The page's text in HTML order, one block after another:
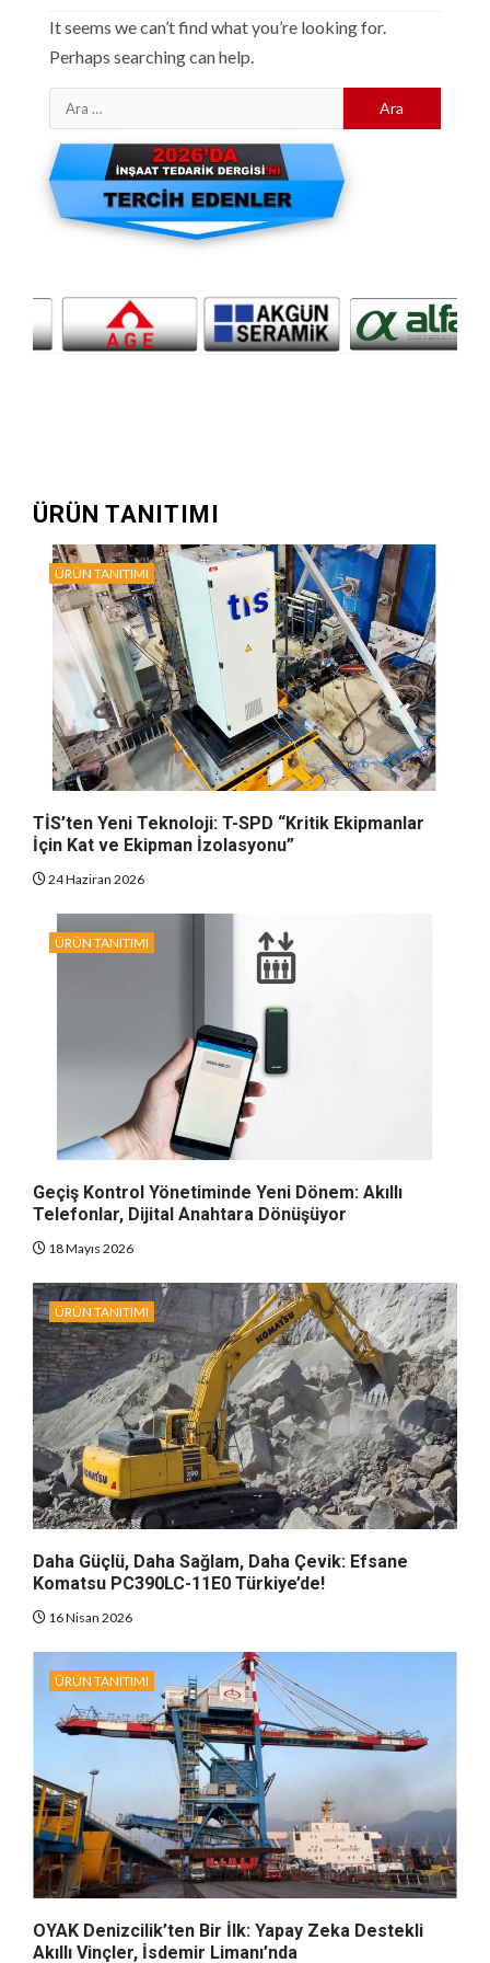
It seems we can’t find what you’re looking for.
Perhaps searching can help.
Arama:
ÜRÜN TANITIMI
ÜRÜN TANITIMI
TİS’ten Yeni Teknoloji: T-SPD “Kritik Ekipmanlar
İçin Kat ve Ekipman İzolasyonu”
24 Haziran 2026
ÜRÜN TANITIMI
Geçiş Kontrol Yönetiminde Yeni Dönem: Akıllı
Telefonlar, Dijital Anahtara Dönüşüyor
18 Mayıs 2026
ÜRÜN TANITIMI
Daha Güçlü, Daha Sağlam, Daha Çevik: Efsane
Komatsu PC390LC-11E0 Türkiye’de!
16 Nisan 2026
ÜRÜN TANITIMI
OYAK Denizcilik’ten Bir İlk: Yapay Zeka Destekli
Akıllı Vinçler, İsdemir Limanı’nda